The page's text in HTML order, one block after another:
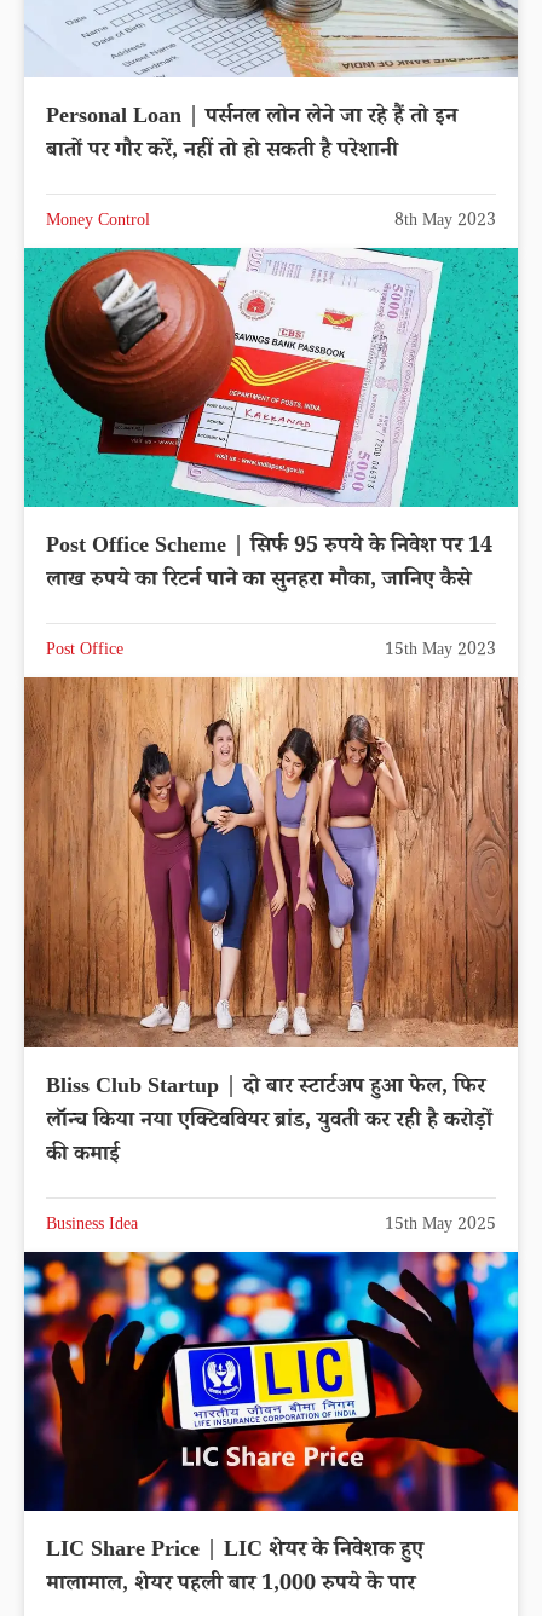
Personal Loan | पर्सनल लोन लेने जा रहे हैं तो इन
बातों पर गौर करें, नहीं तो हो सकती है परेशानी
Money Control 8th May 2023
Post Office Scheme | सिर्फ 95 रुपये के निवेश पर 14
लाख रुपये का रिटर्न पाने का सुनहरा मौका, जानिए कैसे
Post Office 15th May 2023
Bliss Club Startup | दो बार स्टार्टअप हुआ फेल, फिर
लॉन्च किया नया एक्टिववियर ब्रांड, युवती कर रही है करोड़ों
की कमाई
Business Idea 15th May 2025
LIC Share Price | LIC शेयर के निवेशक हुए
मालामाल, शेयर पहली बार 1,000 रुपये के पार